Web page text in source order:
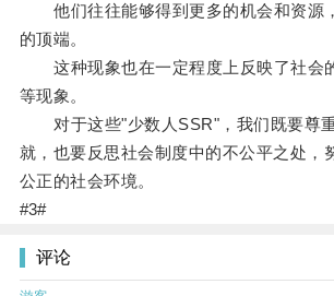
他们往往能够得到更多的机会和资源
的顶端。
这种现象也在一定程度上反映了社会
等现象。
对于这些"少数人SSR"，我们既要尊
就，也要反思社会制度中的不公平之处，
公正的社会环境。
#3#
评论